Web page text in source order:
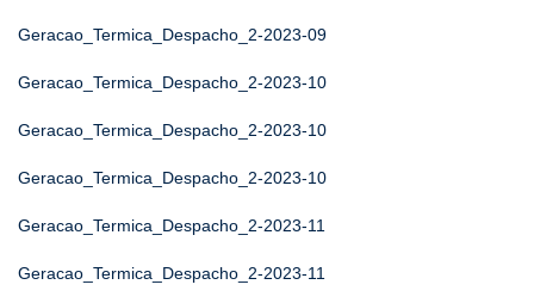
Geracao_Termica_Despacho_2-2023-09
Geracao_Termica_Despacho_2-2023-10
Geracao_Termica_Despacho_2-2023-10
Geracao_Termica_Despacho_2-2023-10
Geracao_Termica_Despacho_2-2023-11
Geracao_Termica_Despacho_2-2023-11